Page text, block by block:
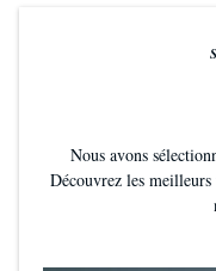
Nous avons
Découvrez les